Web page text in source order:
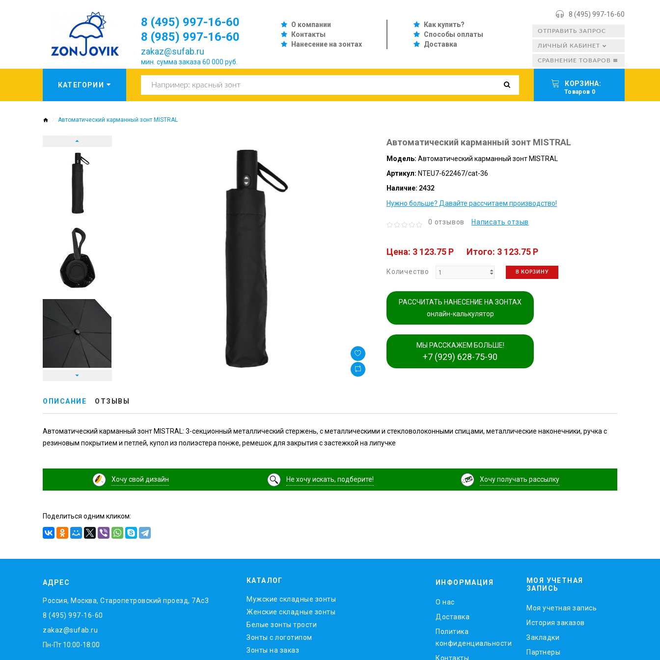
О компании
Контакты
Нанесение на зонтах
Как купить?
Способы оплаты
Доставка
8 (495) 997-16-60
8 (495) 997-16-60
8 (985) 997-16-60
zakaz@sufab.ru
мин. сумма заказа 60 000 руб.
ОТПРАВИТЬ ЗАПРОС
СРАВНЕНИЕ ТОВАРОВ
ЛИЧНЫЙ КАБИНЕТ
КОРЗИНА:
Товаров 0
Автоматический карманный зонт MISTRAL
Автоматический карманный зонт MISTRAL
Модель: Автоматический карманный зонт MISTRAL
Артикул: NTEU7-622467/cat-36
Наличие: 2432
Нужно больше? Давайте рассчитаем производство!
0 отзывов Написать отзыв
Цена: 3 123.75 P Итого: 3 123.75 P
Количество В КОРЗИНУ
РАССЧИТАТЬ НАНЕСЕНИЕ НА ЗОНТАХ
онлайн-калькулятор
МЫ РАССКАЖЕМ БОЛЬШЕ!
+7 (929) 628-75-90
ОПИСАНИЕ ОТЗЫВЫ
Автоматический карманный зонт MISTRAL: 3-секционный металлический стержень, с металлическими и стекловолоконными спицами, металлические наконечники, ручка с
резиновым покрытием и петлей, купол из полиэстера понже, ремешок для закрытия с застежкой на липучке
Хочу свой дизайн Не хочу искать, подберите! Хочу получать рассылку
Поделиться одним кликом:
АДРЕС
Россия, Москва, Старопетровский проезд, 7Ас3
8 (495) 997-16-60
zakaz@sufab.ru
Пн-Пт 10:00-18:00
КАТАЛОГ
Мужские складные зонты
Женские складные зонты
Белые зонты трости
Зонты с логотипом
Зонты на заказ
ИНФОРМАЦИЯ
O нас
Доставка
Политика
конфиденциальности
Контакты
МОЯ УЧЕТНАЯ
ЗАПИСЬ
Моя учетная запись
История заказов
Закладки
Партнеры